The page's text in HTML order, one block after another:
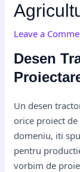
Leave a
Desen
Un desen
orice proiect de
domeniu, iti
pentru
vorbim de